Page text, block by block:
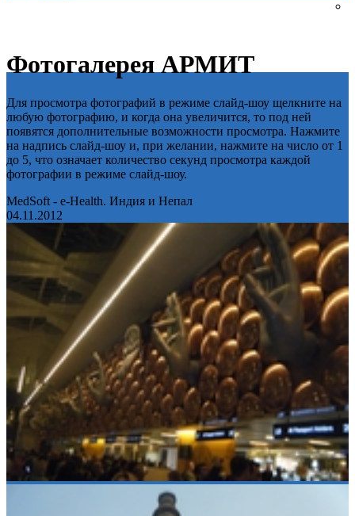
Фотогалерея АРМИТ
Для просмотра фотографий в режиме слайд-шоу щелкните на
любую фотографию, и когда она увеличится, то под ней
появятся дополнительные возможности просмотра. Нажмите
на надпись слайд-шоу и, при желании, нажмите на число от 1
до 5, что означает количество секунд просмотра каждой
фотографии в режиме слайд-шоу.
MedSoft - e-Health. Индия и Непал
04.11.2012